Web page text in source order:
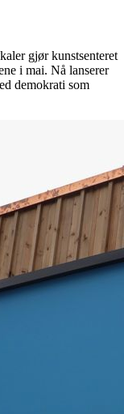
gjør kunstsenteret
i mai. Nå lanserer
demokrati som